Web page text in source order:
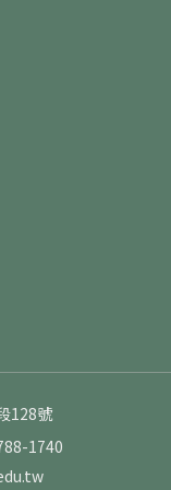
128號
1740